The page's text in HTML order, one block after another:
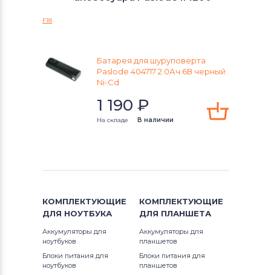
Аккумуляторы для шуруповертов
Firestorm
GreenWorks
Аккумуляторы для шуруповертов
DeWalt
Аккумуляторы для шуруповертов
Einhell
404717
900420
900421
B20544E
CF
IM200
F18
Батарея для шуруповерта
Paslode 404717 2.0Ач 6В черный
Ni-Cd
1 190 ₽
На складе В наличии
КОМПЛЕКТУЮЩИЕ
ДЛЯ НОУТБУКА
Аккумуляторы для
ноутбуков
Блоки питания для
ноутбуков
КОМПЛЕКТУЮЩИЕ
ДЛЯ ПЛАНШЕТА
Аккумуляторы для
планшетов
Блоки питания для
планшетов